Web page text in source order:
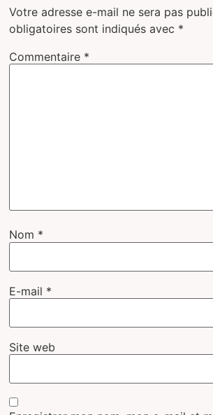
Votre adresse e-mail ne sera pas
obligatoires sont indiqués avec *
Commentaire *
Nom *
E-mail *
Site web